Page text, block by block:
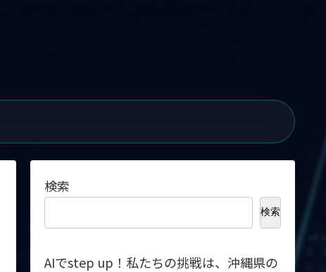
検索
検索
AIでstep up！私たちの挑戦は、沖縄県の